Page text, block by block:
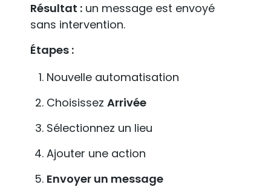
Résultat : un message est envoyé
sans intervention.
Étapes :
Nouvelle automatisation
Choisissez Arrivée
Sélectionnez un lieu
Ajouter une action
Envoyer un message